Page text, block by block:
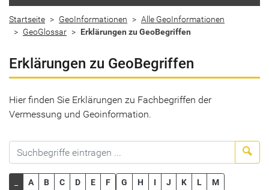
Startseite GeoInformationen
Alle GeoInformationen
GeoGlossar
Erklärungen zu GeoBegriffen
Erklärungen zu GeoBegriffen
Hier finden Sie Erklärungen zu Fachbegriffen der
Vermessung und Geoinformation.
A B C D E F G H I J K L
M